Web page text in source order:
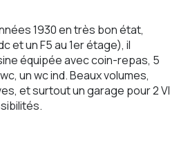
1930 en très bon état,
et un F5 au 1er étage), il
équipée avec coin-repas, 5
un wc ind. Beaux volumes,
et surtout un garage pour 2 Vl